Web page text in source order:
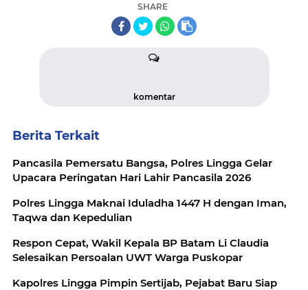
SHARE
komentar
Berita Terkait
Pancasila Pemersatu Bangsa, Polres Lingga Gelar
Upacara Peringatan Hari Lahir Pancasila 2026
Polres Lingga Maknai Iduladha 1447 H dengan Iman,
Taqwa dan Kepedulian
Respon Cepat, Wakil Kepala BP Batam Li Claudia
Selesaikan Persoalan UWT Warga Puskopar
Kapolres Lingga Pimpin Sertijab, Pejabat Baru Siap